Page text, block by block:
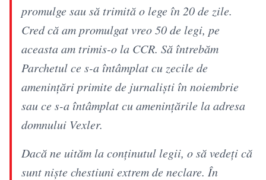
promulge sau să trimită o lege în 20 de zile.
Cred că am promulgat vreo 50 de legi, pe
aceasta am trimis-o la CCR. Să întrebăm
Parchetul ce s-a întâmplat cu zecile de
amenințări primite de jurnaliști în noiembrie
sau ce s-a întâmplat cu amenințările la adresa
domnului Vexler.
Dacă ne uităm la conținutul legii, o să vedeți că
sunt niște chestiuni extrem de neclare. În